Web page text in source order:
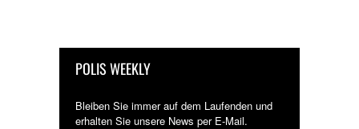
POLIS WEEKLY
Bleiben Sie immer auf dem Laufenden und
erhalten Sie unsere News per E-Mail.